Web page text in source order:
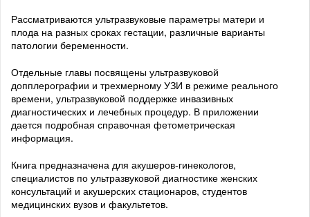
Рассматриваются ультразвуковые параметры матери и
плода на разных сроках гестации, различные варианты
патологии беременности.
Отдельные главы посвящены ультразвуковой
допплерографии и трехмерному УЗИ в режиме реального
времени, ультразвуковой поддержке инвазивных
диагностических и лечебных процедур. В приложении
дается подробная справочная фетометрическая
информация.
Книга предназначена для акушеров-гинекологов,
специалистов по ультразвуковой диагностике женских
консультаций и акушерских стационаров, студентов
медицинских вузов и факультетов.